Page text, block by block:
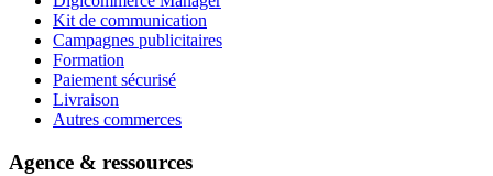
Kit de communication
Campagnes publicitaires
Formation
Paiement sécurisé
Livraison
Autres commerces
Agence & ressources